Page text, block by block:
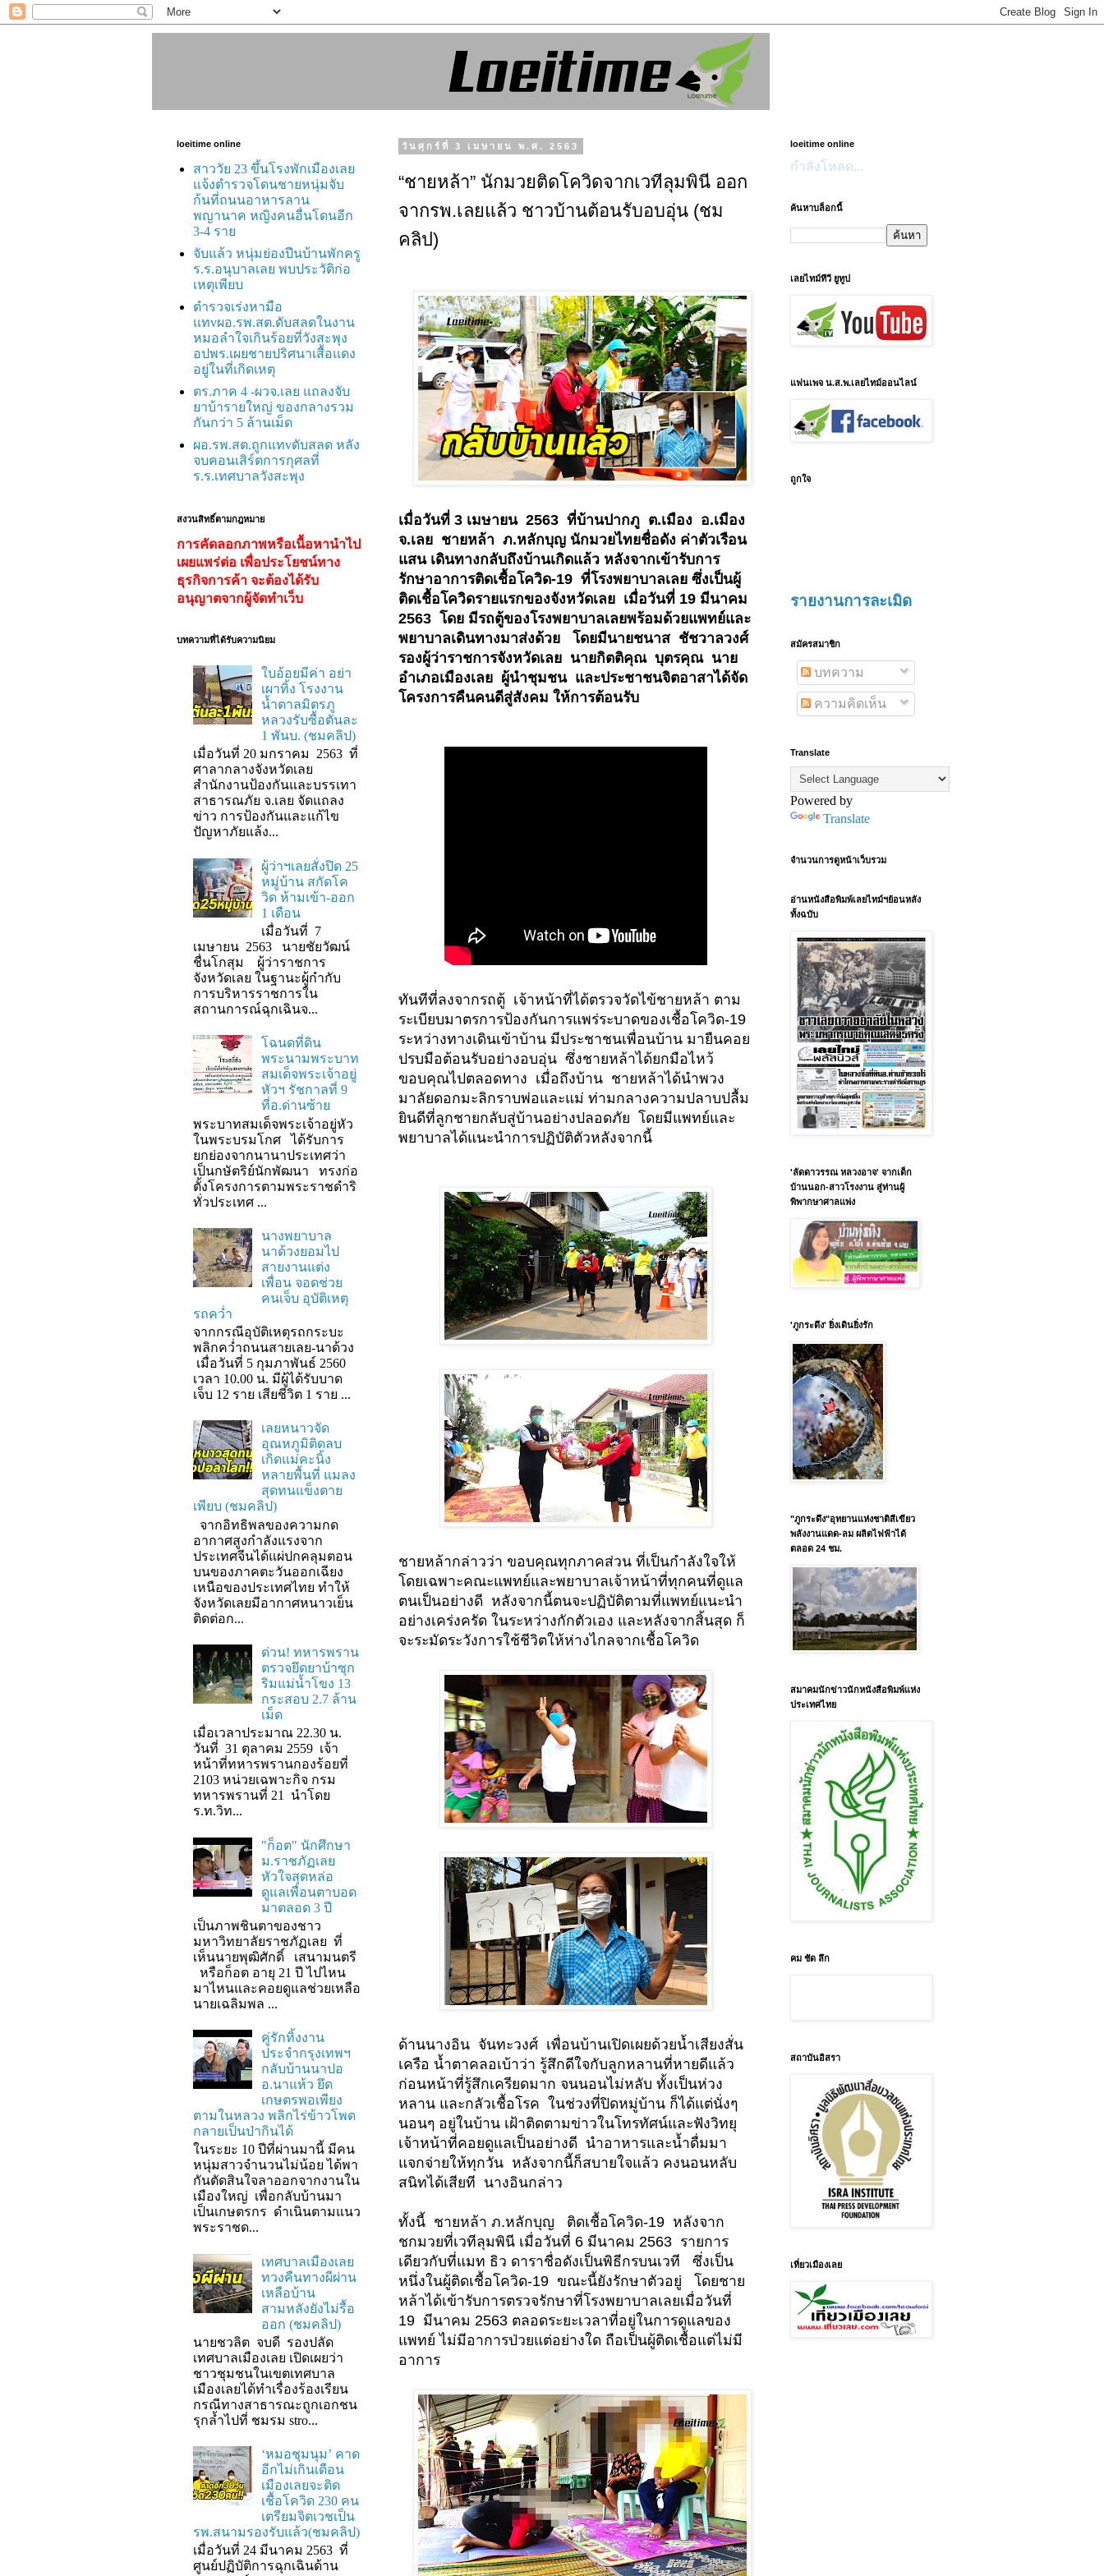
วันศุกร์ที่ 3 เมษายน พ.ศ. 2563
“ชายหล้า” นักมวยติดโควิดจากเวทีลุมพินี ออก
จากรพ.เลยแล้ว ชาวบ้านต้อนรับอบอุ่น (ชม
คลิป)
เมื่อวันที่ 3 เมษายน 2563 ที่บ้านปากภู ต.เมือง อ.เมือง
จ.เลย ชายหล้า ภ.หลักบุญ นักมวยไทยชื่อดัง ค่าตัวเรือน
แสน เดินทางกลับถึงบ้านเกิดแล้ว หลังจากเข้ารับการ
รักษาอาการติดเชื้อโควิด-19 ที่โรงพยาบาลเลย ซึ่งเป็นผู้
ติดเชื้อโควิดรายแรกของจังหวัดเลย เมื่อวันที่ 19 มีนาคม
2563 โดย มีรถตู้ของโรงพยาบาลเลยพร้อมด้วยแพทย์และ
พยาบาลเดินทางมาส่งด้วย โดยมีนายชนาส ชัชวาลวงศ์
รองผู้ว่าราชการจังหวัดเลย นายกิตติคุณ บุตรคุณ นาย
อำเภอเมืองเลย ผู้นำชุมชน และประชาชนจิตอาสาได้จัด
โครงการคืนคนดีสู่สังคม ให้การต้อนรับ
ทันทีที่ลงจากรถตู้ เจ้าหน้าที่ได้ตรวจวัดไข้ชายหล้า ตาม
ระเบียบมาตรการป้องกันการแพร่ระบาดของเชื้อโควิด-19
ระหว่างทางเดินเข้าบ้าน มีประชาชนเพื่อนบ้าน มายืนคอย
ปรบมือต้อนรับอย่างอบอุ่น ซึ่งชายหล้าได้ยกมือไหว้
ขอบคุณไปตลอดทาง เมื่อถึงบ้าน ชายหล้าได้นำพวง
มาลัยดอกมะลิกราบพ่อและแม่ ท่ามกลางความปลาบปลื้ม
ยินดีที่ลูกชายกลับสู่บ้านอย่างปลอดภัย โดยมีแพทย์และ
พยาบาลได้แนะนำการปฏิบัติตัวหลังจากนี้
ชายหล้ากล่าวว่า ขอบคุณทุกภาคส่วน ที่เป็นกำลังใจให้
โดยเฉพาะคณะแพทย์และพยาบาลเจ้าหน้าที่ทุกคนที่ดูแล
ตนเป็นอย่างดี หลังจากนี้ตนจะปฏิบัติตามที่แพทย์แนะนำ
อย่างเคร่งครัด ในระหว่างกักตัวเอง และหลังจากสิ้นสุด ก็
จะระมัดระวังการใช้ชีวิตให้ห่างไกลจากเชื้อโควิด
ด้านนางอิน จันทะวงศ์ เพื่อนบ้านเปิดเผยด้วยน้ำเสียงสั่น
เครือ น้ำตาคลอเบ้าว่า รู้สึกดีใจกับลูกหลานที่หายดีแล้ว
ก่อนหน้าที่รู้สึกเครียดมาก จนนอนไม่หลับ ทั้งเป็นห่วง
หลาน และกลัวเชื้อโรค ในช่วงที่ปิดหมู่บ้าน ก็ได้แต่นั่งๆ
นอนๆ อยู่ในบ้าน เฝ้าติดตามข่าวในโทรทัศน์และฟังวิทยุ
เจ้าหน้าที่คอยดูแลเป็นอย่างดี นำอาหารและน้ำดื่มมา
แจกจ่ายให้ทุกวัน หลังจากนี้ก็สบายใจแล้ว คงนอนหลับ
สนิทได้เสียที นางอินกล่าว
ทั้งนี้ ชายหล้า ภ.หลักบุญ ติดเชื้อโควิด-19 หลังจาก
ชกมวยที่เวทีลุมพินี เมื่อวันที่ 6 มีนาคม 2563 รายการ
เดียวกับที่แมท ธิว ดาราชื่อดังเป็นพิธีกรบนเวที
ซึ่งเป็น
หนึ่งในผู้ติดเชื้อโควิด-19 ขณะนี้ยังรักษาตัวอยู่
โดยชาย
หล้าได้เข้ารับการตรวจรักษาที่โรงพยาบาลเลยเมื่อวันที่
19 มีนาคม 2563 ตลอดระยะเวลาที่อยู่ในการดูแลของ
แพทย์ ไม่มีอาการป่วยแต่อย่างใด ถือเป็นผู้ติดเชื้อแต่ไม่มี
อาการ
loeitime online
สาววัย 23 ขึ้นโรงพักเมืองเลย
แจ้งตำรวจโดนชายหนุ่มจับ
ก้นที่ถนนอาหารลาน
พญานาค หญิงคนอื่นโดนอีก
3-4 ราย
จับแล้ว หนุ่มย่องปีนบ้านพักครู
ร.ร.อนุบาลเลย พบประวัติก่อ
เหตุเพียบ
ตำรวจเร่งหามือ
แทvผอ.รพ.สต.ดับสลดในงาน
หมอลำใจเกินร้อยที่วังสะพุง
อปพร.เผยชายปริศนาเสื้อแดง
อยู่ในที่เกิดเหตุ
ตร.ภาค 4 -ผวจ.เลย แถลงจับ
ยาบ้ารายใหญ่ ของกลางรวม
กันกว่า 5 ล้านเม็ด
ผอ.รพ.สต.ถูกแทvดับสลด หลัง
จบคอนเสิร์ตการกุศลที่
ร.ร.เทศบาลวังสะพุง
สงวนสิทธิ์ตามกฎหมาย
การคัดลอกภาพหรือเนื้อหานำไป
เผยแพร่ต่อ เพื่อประโยชน์ทาง
ธุรกิจการค้า จะต้องได้รับ
อนุญาตจากผู้จัดทำเว็บ
บทความที่ได้รับความนิยม
ใบอ้อยมีค่า อย่า
เผาทิ้ง โรงงาน
น้ำตาลมิตรภู
หลวงรับซื้อตันละ
1 พันบ. (ชมคลิป)
เมื่อวันที่ 20 มกราคม 2563 ที่
ศาลากลางจังหวัดเลย
สำนักงานป้องกันและบรรเทา
สาธารณภัย จ.เลย จัดแถลง
ข่าว การป้องกันและแก้ไข
ปัญหาภัยแล้ง...
ผู้ว่าฯเลยสั่งปิด 25
หมู่บ้าน สกัดโค
วิด ห้ามเข้า-ออก
1 เดือน
เมื่อวันที่ 7
เมษายน 2563 นายชัยวัฒน์
ชื่นโกสุม ผู้ว่าราชการ
จังหวัดเลย ในฐานะผู้กํากับ
การบริหารราชการใน
สถานการณ์ฉุกเฉินจ...
โฉนดที่ดิน
พระนามพระบาท
สมเด็จพระเจ้าอยู่
หัวฯ รัชกาลที่ 9
ที่อ.ด่านซ้าย
พระบาทสมเด็จพระเจ้าอยู่หัว
ในพระบรมโกศ ได้รับการ
ยกย่องจากนานาประเทศว่า
เป็นกษัตริย์นักพัฒนา ทรงก่อ
ตั้งโครงการตามพระราชดำริ
ทั่วประเทศ ...
นางพยาบาล
นาด้วงยอมไป
สายงานแต่ง
เพื่อน จอดช่วย
คนเจ็บ อุบัติเหตุ
รถคว่ำ
จากกรณีอุบัติเหตุรถกระบะ
พลิกคว่ำถนนสายเลย-นาด้วง
เมื่อวันที่ 5 กุมภาพันธ์ 2560
เวลา 10.00 น. มีผู้ได้รับบาด
เจ็บ 12 ราย เสียชีวิต 1 ราย ...
เลยหนาวจัด
อุณหภูมิติดลบ
เกิดแม่คะนิ้ง
หลายพื้นที่ แมลง
สุดทนแข็งตาย
เพียบ (ชมคลิป)
จากอิทธิพลของความกด
อากาศสูงกำลังแรงจาก
ประเทศจีนได้แผ่ปกคลุมตอน
บนของภาคตะวันออกเฉียง
เหนือของประเทศไทย ทำให้
จังหวัดเลยมีอากาศหนาวเย็น
ติดต่อก...
ด่วน! ทหารพราน
ตรวจยึดยาบ้าซุก
ริมแม่น้ำโขง 13
กระสอบ 2.7 ล้าน
เม็ด
เมื่อเวลาประมาณ 22.30 น.
วันที่ 31 ตุลาคม 2559 เจ้า
หน้าที่ทหารพรานกองร้อยที่
2103 หน่วยเฉพาะกิจ กรม
ทหารพรานที่ 21 นำโดย
ร.ท.วิท...
"ก็อต" นักศึกษา
ม.ราชภัฏเลย
หัวใจสุดหล่อ
ดูแลเพื่อนตาบอด
มาตลอด 3 ปี
เป็นภาพชินตาของชาว
มหาวิทยาลัยราชภัฏเลย ที่
เห็นนายพุฒิศักดิ์ เสนามนตรี
หรือก็อต อายุ 21 ปี ไปไหน
มาไหนและคอยดูแลช่วยเหลือ
นายเฉลิมพล ...
คู่รักทิ้งงาน
ประจำกรุงเทพฯ
กลับบ้านนาปอ
อ.นาแห้ว ยึด
เกษตรพอเพียง
ตามในหลวง พลิกไร่ข้าวโพด
กลายเป็นป่ากินได้
ในระยะ 10 ปีที่ผ่านมานี้ มีคน
หนุ่มสาวจำนวนไม่น้อย ได้พา
กันตัดสินใจลาออกจากงานใน
เมืองใหญ่ เพื่อกลับบ้านมา
เป็นเกษตรกร ดำเนินตามแนว
พระราชด...
เทศบาลเมืองเลย
ทวงคืนทางผีผ่าน
เหลือบ้าน
สามหลังยังไม่รื้อ
ออก (ชมคลิป)
นายชวลิต จบดี รองปลัด
เทศบาลเมืองเลย เปิดเผยว่า
ชาวชุมชนในเขตเทศบาล
เมืองเลยได้ทำเรื่องร้องเรียน
กรณีทางสาธารณะถูกเอกชน
รุกล้ำไปที่ ชมรม stro...
‘หมอชุมนุม’ คาด
อีกไม่เกินเดือน
เมืองเลยจะติด
เชื้อโควิด 230 คน
เตรียมจิตเวชเป็น
รพ.สนามรองรับแล้ว(ชมคลิป)
เมื่อวันที่ 24 มีนาคม 2563 ที่
ศูนย์ปฏิบัติการฉุกเฉินด้าน
loeitime online
กำลังโหลด...
ค้นหาบล็อกนี้
เลยไทม์ทีวี ยูทูป
แฟนเพจ น.ส.พ.เลยไทม์ออนไลน์
ถูกใจ
รายงานการละเมิด
สมัครสมาชิก
บทความ
ความคิดเห็น
Translate
Powered by
Translate
จำนวนการดูหน้าเว็บรวม
อ่านหนังสือพิมพ์เลยไทม์ฯย้อนหลัง
ทั้งฉบับ
'ลัดดาวรรณ หลวงอาจ' จากเด็ก
บ้านนอก-สาวโรงงาน สู่ท่านผู้
พิพากษาศาลแพ่ง
'ภูกระดึง' ยิ่งเดินยิ่งรัก
"ภูกระดึง"อุทยานแห่งชาติสีเขียว
พลังงานแดด-ลม ผลิตไฟฟ้าได้
ตลอด 24 ชม.
สมาคมนักข่าวนักหนังสือพิมพ์แห่ง
ประเทศไทย
คม ชัด ลึก
สถาบันอิสรา
เที่ยวเมืองเลย